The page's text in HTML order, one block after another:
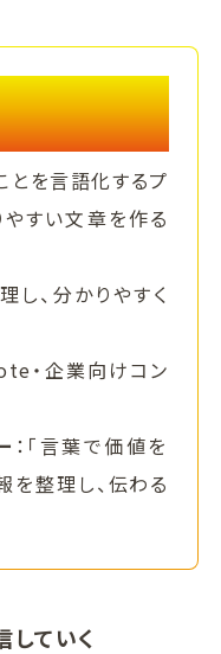
ント 例）ライテ
とを言語化するプ
やすい文章を作る
し、分かりやすく
・企業向けコン
：「言葉で価値を
を整理し、伝わる
ていく